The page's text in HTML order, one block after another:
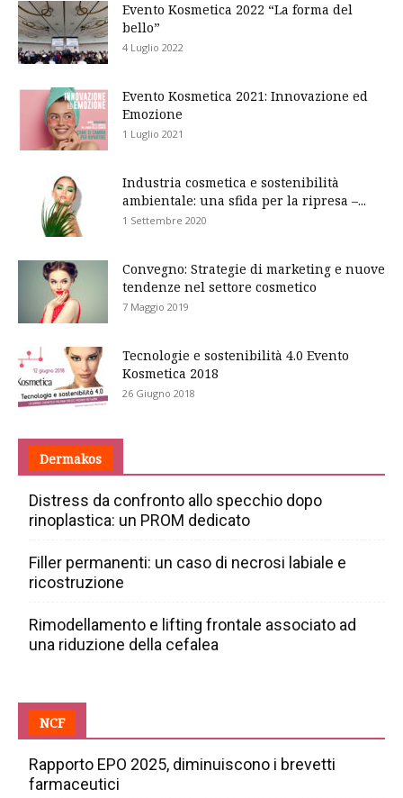
Evento Kosmetica 2022 “La forma del
bello”
4 Luglio 2022
Evento Kosmetica 2021: Innovazione ed
Emozione
1 Luglio 2021
Industria cosmetica e sostenibilità
ambientale: una sfida per la ripresa –...
1 Settembre 2020
Convegno: Strategie di marketing e nuove
tendenze nel settore cosmetico
7 Maggio 2019
Tecnologie e sostenibilità 4.0 Evento
Kosmetica 2018
26 Giugno 2018
Dermakos
Distress da confronto allo specchio dopo
rinoplastica: un PROM dedicato
Filler permanenti: un caso di necrosi labiale e
ricostruzione
Rimodellamento e lifting frontale associato ad
una riduzione della cefalea
NCF
Rapporto EPO 2025, diminuiscono i brevetti
farmaceutici